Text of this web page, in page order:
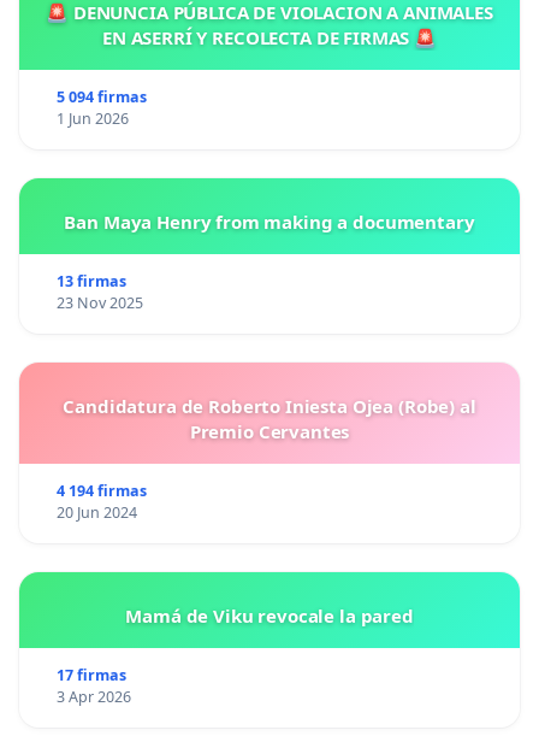
🚨 DENUNCIA PÚBLICA DE VIOLACION A ANIMALES
EN ASERRÍ Y RECOLECTA DE FIRMAS 🚨
5 094 firmas
1 Jun 2026
Ban Maya Henry from making a documentary
13 firmas
23 Nov 2025
Candidatura de Roberto Iniesta Ojea (Robe) al
Premio Cervantes
4 194 firmas
20 Jun 2024
Mamá de Viku revocale la pared
17 firmas
3 Apr 2026